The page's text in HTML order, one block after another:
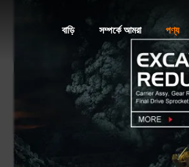
বাড়ি সম্পর্কে আমরা পণ্য